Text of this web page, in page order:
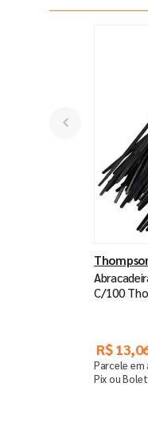
C/100
R$ 13,
Parcele em
Pix ou